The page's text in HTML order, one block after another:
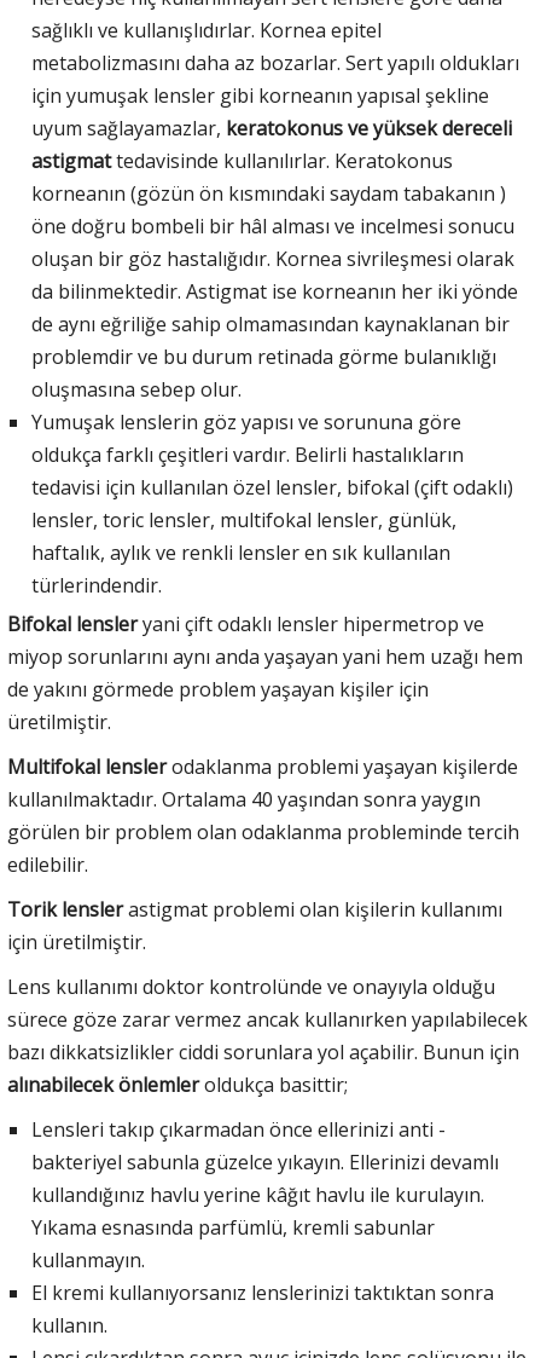
sağlıklı ve kullanışlıdırlar. Kornea epitel
metabolizmasını daha az bozarlar. Sert yapılı oldukları
için yumuşak lensler gibi korneanın yapısal şekline
uyum sağlayamazlar, keratokonus ve yüksek dereceli
astigmattedavisinde kullanılırlar. Keratokonus
korneanın (gözün ön kısmındaki saydam tabakanın )
öne doğru bombeli bir hâl alması ve incelmesi sonucu
oluşan bir göz hastalığıdır. Kornea sivrileşmesi olarak
da bilinmektedir. Astigmat ise korneanın her iki yönde
de aynı eğriliğe sahip olmamasından kaynaklanan bir
problemdir ve bu durum retinada görme bulanıklığı
oluşmasına sebep olur.
Yumuşak lenslerin göz yapısı ve sorununa göre
oldukça farklı çeşitleri vardır. Belirli hastalıkların
tedavisi için kullanılan özel lensler, bifokal (çift odaklı)
lensler, toric lensler, multifokal lensler, günlük,
haftalık, aylık ve renkli lensler en sık kullanılan
türlerindendir.
Bifokal lensleryani çift odaklı lensler hipermetrop ve
miyop sorunlarını aynı anda yaşayan yani hem uzağı hem
de yakını görmede problem yaşayan kişiler için
üretilmiştir.
Multifokal lenslerodaklanma problemi yaşayan kişilerde
kullanılmaktadır. Ortalama 40 yaşından sonra yaygın
görülen bir problem olan odaklanma probleminde tercih
edilebilir.
Torik lenslerastigmat problemi olan kişilerin kullanımı
için üretilmiştir.
Lens kullanımı doktor kontrolünde ve onayıyla olduğu
sürece göze zarar vermez ancak kullanırken yapılabilecek
bazı dikkatsizlikler ciddi sorunlara yol açabilir. Bunun için
alınabilecek önlemleroldukça basittir;
Lensleri takıp çıkarmadan önce ellerinizi anti -
bakteriyel sabunla güzelce yıkayın. Ellerinizi devamlı
kullandığınız havlu yerine kâğıt havlu ile kurulayın.
Yıkama esnasında parfümlü, kremli sabunlar
kullanmayın.
El kremi kullanıyorsanız lenslerinizi taktıktan sonra
kullanın.